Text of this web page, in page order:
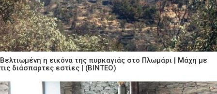
Βελτιωμένη η εικόνα της πυρκαγιάς στο Πλωμάρι | Μάχη με
τις διάσπαρτες εστίες | (ΒΙΝΤΕΟ)